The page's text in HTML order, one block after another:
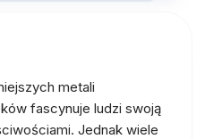
metali
fascynuje ludzi swoją
Jednak wiele